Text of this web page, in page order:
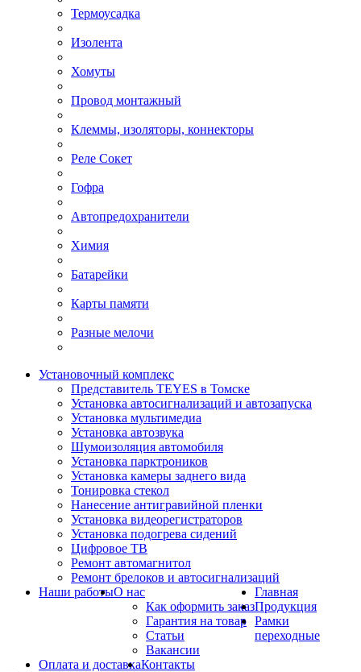
Термоусадка
Изолента
Хомуты
Провод монтажный
Клеммы, изоляторы, коннекторы
Реле Сокет
Гофра
Автопредохранители
Химия
Батарейки
Карты памяти
Разные мелочи
Установочный комплекс
Представитель TEYES в Томске
Установка автосигнализаций и автозапуска
Установка мультимедиа
Установка автозвука
Шумоизоляция автомобиля
Установка парктроников
Установка камеры заднего вида
Тонировка стекол
Нанесение антигравийной пленки
Установка видеорегистраторов
Установка подогрева сидений
Цифровое ТВ
Ремонт автомагнитол
Ремонт брелоков и автосигнализаций
Наши работыО нас
Как оформить заказ
Гарантия на товар
Статьи
Вакансии
Оплата и доставкаКонтакты
Главная
Продукция
Рамки
переходные